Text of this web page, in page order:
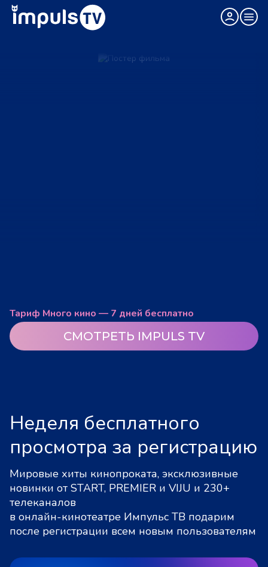
Тариф Много кино — 7 дней бесплатно
СМОТРЕТЬ IMPULS TV
Неделя бесплатного
просмотра за регистрацию
Мировые хиты кинопроката, эксклюзивные
новинки от START, PREMIER и VIJU и 230+
телеканалов
в онлайн-кинотеатре Импульс ТВ подарим
после регистрации всем новым пользователям